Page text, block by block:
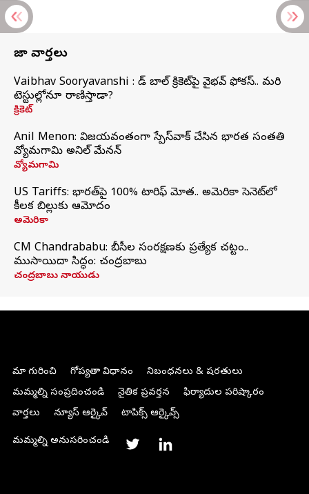
తాజా వార్తలు
Vaibhav Sooryavanshi : రెడ్ బాల్ క్రికెట్‌పై వైభవ్ ఫోకస్.. మరి
టెస్టుల్లోనూ రాణిస్తాడా?
క్రికెట్
Anil Menon: విజయవంతంగా స్పేస్‌వాక్‌ చేసిన భారత సంతతి
వ్యోమగామి అనిల్‌ మేనన్
వ్యోమగామి
US Tariffs: భారత్‌పై 100% టారిఫ్‌ మోత.. అమెరికా సెనెట్‌లో
కీలక బిల్లుకు ఆమోదం
అమెరికా
CM Chandrababu: బీసీల సంరక్షణకు ప్రత్యేక చట్టం..
ముసాయిదా సిద్ధం: చంద్రబాబు
చంద్రబాబు నాయుడు
మా గురించి గోప్యతా విధానం
నిబంధనలు & షరతులు
మమ్మల్ని సంప్రదించండి
నైతిక ప్రవర్తన
ఫిర్యాదుల పరిష్కారం
వార్తలు
న్యూస్ ఆర్కైవ్ టాపిక్స్ ఆర్కైవ్స్
మమ్మల్ని అనుసరించండి